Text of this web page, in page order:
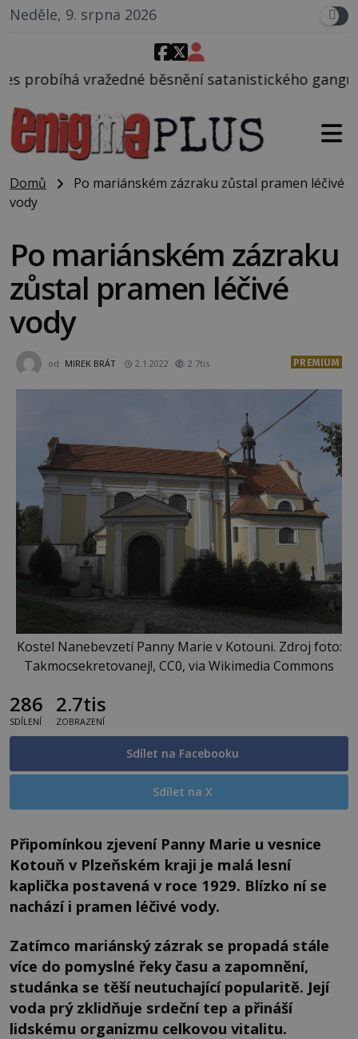
Neděle, 9. srpna 2026
satanistického gangu vedeného Charlesem
Domů
Po mariánském zázraku zůstal pramen léčivé
vody
Po mariánském zázraku
zůstal pramen léčivé
vody
od MIREK BRÁT 2.1.2022 2.7tis PREMIUM
Kostel Nanebevzetí Panny Marie v Kotouni. Zdroj foto:
Takmocsekretovanej!, CC0, via Wikimedia Commons
286
SDÍLENÍ
2.7tis
ZOBRAZENÍ
Sdílet na Facebooku
Sdílet na X
Připomínkou zjevení Panny Marie u vesnice
Kotouň v Plzeňském kraji je malá lesní
kaplička postavená v roce 1929. Blízko ní se
nachází i pramen léčivé vody.
Zatímco mariánský zázrak se propadá stále
více do pomyslné řeky času a zapomnění,
studánka se těší neutuchající popularitě. Její
voda prý zklidňuje srdeční tep a přináší
lidskému organizmu celkovou vitalitu.